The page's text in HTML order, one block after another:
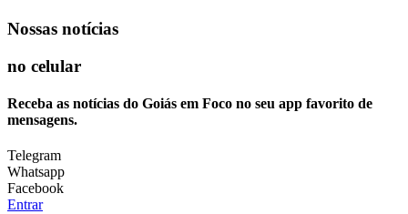
Nossas notícias
no celular
Receba as notícias do Goiás em Foco no seu app favorito de
mensagens.
Telegram
Whatsapp
Facebook
Entrar